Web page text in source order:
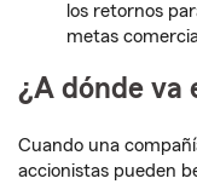
los retornos
metas
¿A dónde va
Cuando una
accionistas pueden